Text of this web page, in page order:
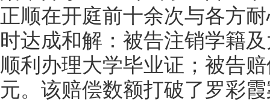
正顺在开庭前十余次与各方
时达成和解：被告注销学籍
顺利办理大学毕业证；被告
元。该赔偿数额打破了罗彩